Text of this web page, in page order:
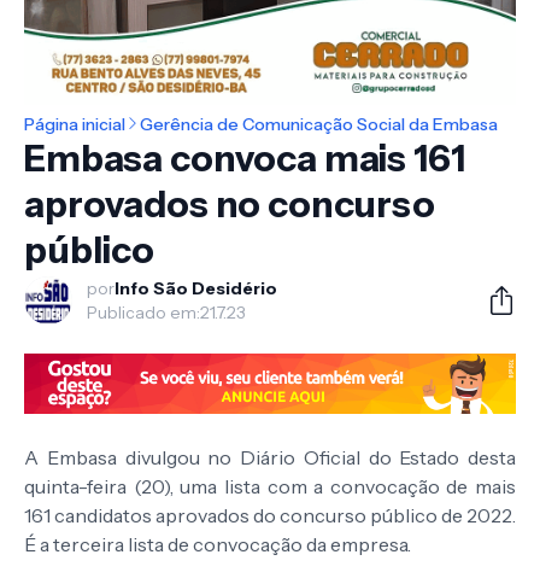
Página inicial Gerência de Comunicação Social da Embasa
Embasa convoca mais 161
aprovados no concurso
público
porInfo São Desidério
Publicado em:21.7.23
A Embasa divulgou no Diário Oficial do Estado desta
quinta-feira (20), uma lista com a convocação de mais
161 candidatos aprovados do concurso público de 2022.
É a terceira lista de convocação da empresa.